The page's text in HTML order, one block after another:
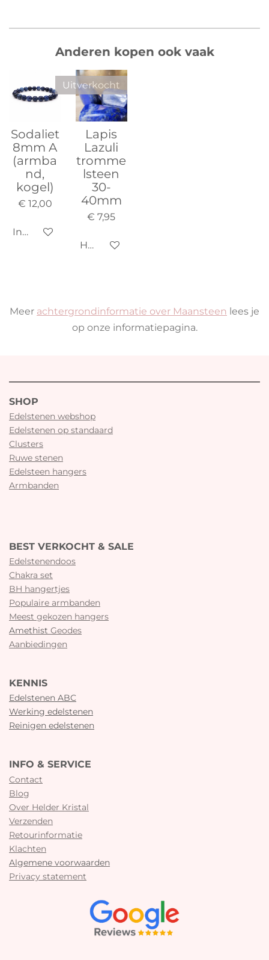
Anderen kopen ook vaak
Sodaliet
8mm A
(armba
nd,
kogel)
€ 12,00
In winkelwagen
Uitverkocht
Lapis
Lazuli
tromme
lsteen
30-
40mm
€ 7,95
Houd mij op de hoogte
Meer achtergrondinformatie over Maansteen lees je
op onze informatiepagina.
SHOP
Edelstenen webshop
Edelstenen op standaard
Clusters
Ruwe stenen
Edelsteen hangers
Armbanden
BEST VERKOCHT & SALE
Edelstenendoos
Chakra set
BH hangertjes
Populaire armbanden
Meest gekozen hangers
Amethist Geodes
Aanbiedingen
KENNIS
Edelstenen ABC
Werking edelstenen
Reinigen edelstenen
INFO & SERVICE
Contact
Blog
Over Helder Kristal
Verzenden
Retourinformatie
Klachten
Algemene voorwaarden
Privacy statement